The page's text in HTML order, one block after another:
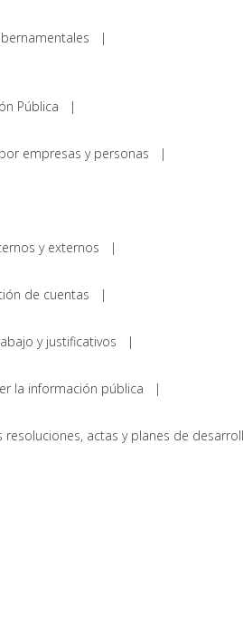
|
Pública |
empresas y personas |
y externos |
de cuentas |
y justificativos |
la información pública |
resoluciones, actas y planes de